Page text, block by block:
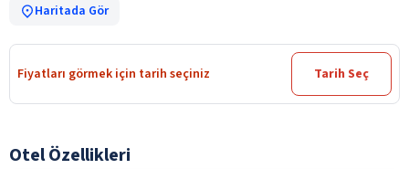
Haritada Gör
Fiyatları görmek için tarih seçiniz Tarih Seç
Otel Özellikleri